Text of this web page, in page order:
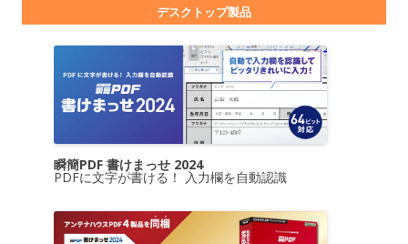
デスクトップ製品
瞬簡PDF 書けまっせ 2024
PDFに文字が書ける！ 入力欄を自動認識